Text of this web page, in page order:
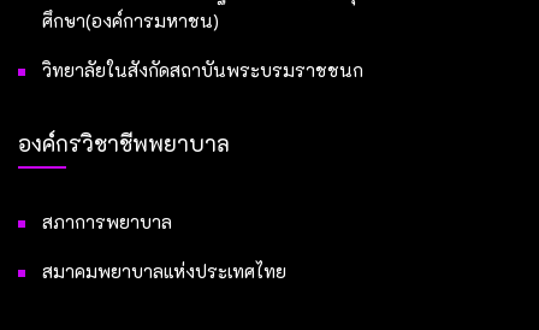
ศึกษา(องค์การมหาชน)
วิทยาลัยในสังกัดสถาบันพระบรมราชชนก
องค์กรวิชาชีพพยาบาล
สภาการพยาบาล
สมาคมพยาบาลแห่งประเทศไทย